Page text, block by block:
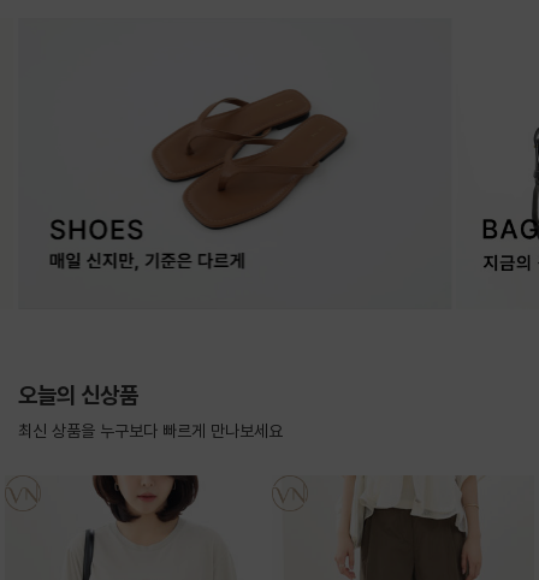
오늘의 신상품
최신 상품을 누구보다 빠르게 만나보세요